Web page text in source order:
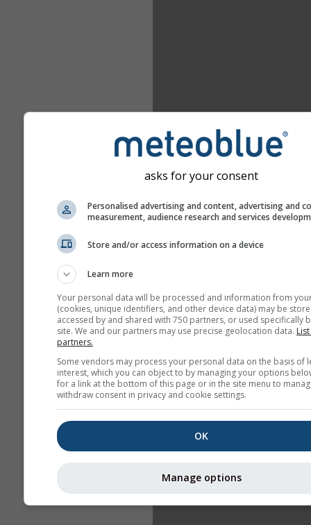
asks for your consent
Personalised advertising and content, advertising and
measurement, audience research and services
Store and/or access information on a device
Learn more
Your personal data will be processed and information from
(cookies, unique identifiers, and other device data) may be
accessed by and shared with 750 partners, or used specifically
site. We and our partners may use precise geolocation data.
partners.
Some vendors may process your personal data on the basis of
interest, which you can object to by managing your options
for a link at the bottom of this page or in the site menu to
withdraw consent in privacy and cookie settings.
OK
Manage options